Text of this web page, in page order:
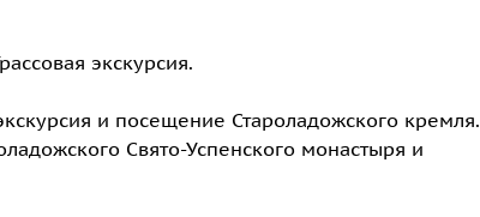
экскурсия.
и посещение Староладожского кремля.
Свято-Успенского монастыря и